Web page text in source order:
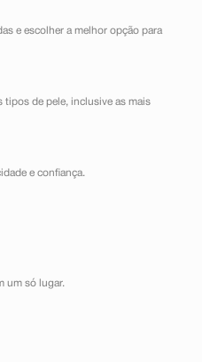
e escolher a melhor opção para
tipos de pele, inclusive as mais
e confiança.
um só lugar.